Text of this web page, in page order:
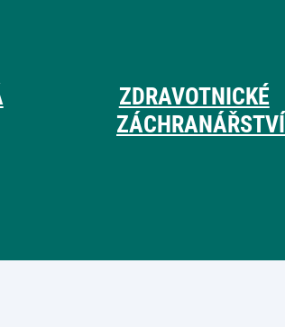
ZDRAVOTNICKÉ
ZÁCHRANÁŘSTVÍ